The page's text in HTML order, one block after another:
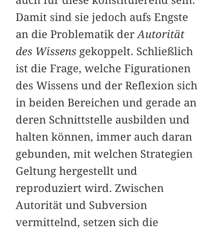
Damit sind sie jedoch aufs Engste
an die Problematik derAutorität
des Wissens gekoppelt. Schließlich
ist die Frage, welche Figurationen
des Wissens und der Reflexion sich
in beiden Bereichen und gerade an
deren Schnittstelle ausbilden und
halten können, immer auch daran
gebunden, mit welchen Strategien
Geltung hergestellt und
reproduziert wird. Zwischen
Autorität und Subversion
vermittelnd, setzen sich die